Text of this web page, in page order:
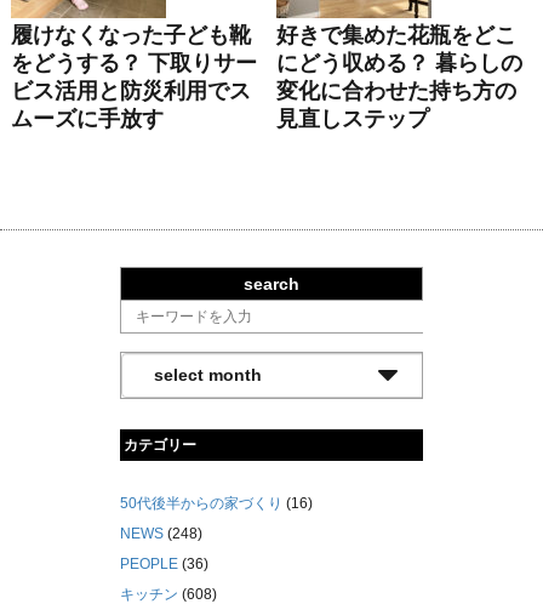
履けなくなった子ども靴
をどうする？ 下取りサー
ビス活用と防災利用でス
ムーズに手放す
好きで集めた花瓶をどこ
にどう収める？ 暮らしの
変化に合わせた持ち方の
見直しステップ
search
カテゴリー
50代後半からの家づくり (16)
NEWS (248)
PEOPLE (36)
キッチン (608)